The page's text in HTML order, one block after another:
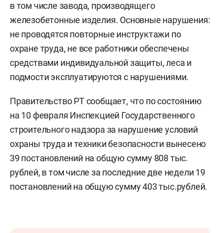
в том числе завода, производящего
железобетонные изделия. Основные нарушения:
не проводятся повторные инструктажи по
охране труда, не все работники обеспечены
средствами индивидуальной защиты, леса и
подмости эксплуатируются с нарушениями.
Правительство РТ сообщает, что по состоянию
на 10 февраля Инспекцией Государственного
строительного надзора за нарушение условий
охраны труда и техники безопасности вынесено
39 постановлений на общую сумму 808 тыс.
рублей, в том числе за последние две недели 19
постановлений на общую сумму 403 тыс.рублей.